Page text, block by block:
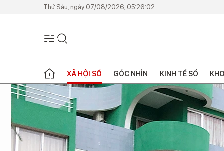
Thứ Sáu, ngày 07/08/2026, 05:26:02
XÃ HỘI SỐ GÓC NHÌN KINH TẾ SỐ